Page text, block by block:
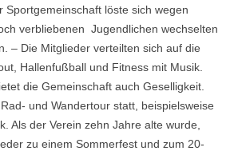
Sportgemeinschaft löste sich wegen
verbliebenen Jugendlichen wechselten
– Die Mitglieder verteilten sich auf die
Hallenfußball und Fitness mit Musik.
die Gemeinschaft auch Geselligkeit.
und Wandertour statt, beispielsweise
Als der Verein zehn Jahre alte wurde,
zu einem Sommerfest und zum 20-